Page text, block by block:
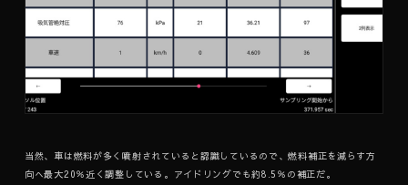
当然、車は燃料が多く噴射されていると認識しているので、燃料補正を減らす方
向へ最大20％近く調整している。アイドリングでも約8.5％の補正だ。